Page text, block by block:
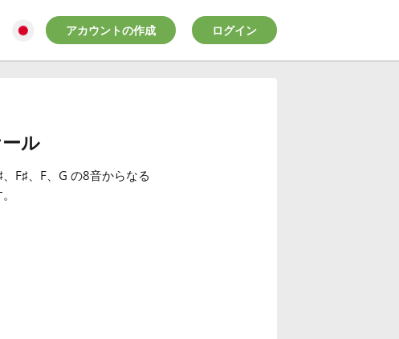
アカウントの作成 ログイン
ル
、F♯、F、G の8音からなる